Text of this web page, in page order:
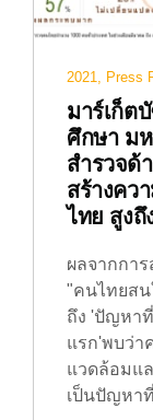
2021, Press
มาร์เก็ต
ศึกษา ม
สำรวจด้
สร้างคว
ไทย สูงถึ
ผลจากกา
"คนไทยสน
ถึง 'ปัญหา
แรก'พบว่า
แวดล้อมแ
เป็นปัญหา